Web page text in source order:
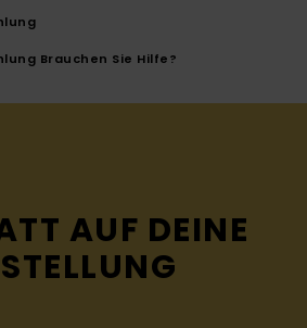
Brauchen Sie Hilfe?
AUF DEINE